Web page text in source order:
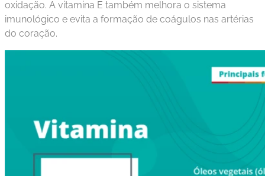
oxidação. A vitamina E também melhora o sistema
imunológico e evita a formação de coágulos nas artérias
do coração.